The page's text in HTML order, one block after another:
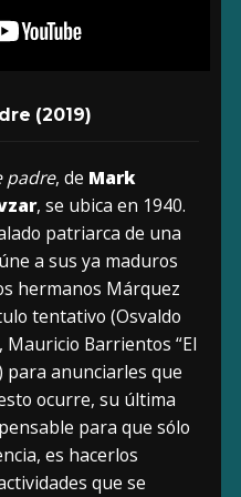
(2019)
padre, de Mark
, se ubica en 1940.
patriarca de una
a sus ya maduros
hermanos Márquez
tentativo (Osvaldo
Mauricio Barrientos “El
para anunciarles que
ocurre, su última
para que sólo
es hacerlos
que se